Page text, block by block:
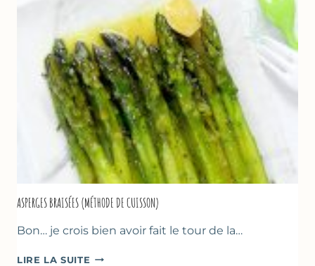
AMANDES
&
FRUITS
ROUGES
ASPERGES BRAISÉES (MÉTHODE DE CUISSON)
Bon… je crois bien avoir fait le tour de la…
LIRE LA SUITE ASPERGES